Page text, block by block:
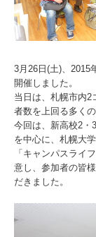
3月26日(土)、2015
開催しました。
当日は、札幌市内2
者数を上回る多く
今回は、新高校2・
を中心に、札幌大
「キャンパスライ
意し、参加者の皆
だきました。